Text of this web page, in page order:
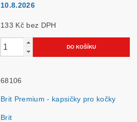
10.8.2026
133 Kč bez DPH
68106
Brit Premium - kapsičky pro kočky
Brit